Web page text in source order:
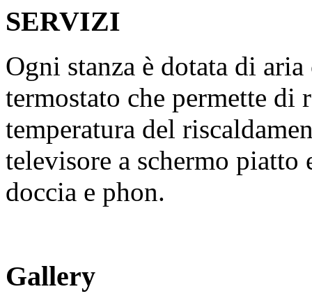
SERVIZI
Ogni stanza è dotata di
termostato che permette di
temperatura del
televisore a schermo piatto
doccia e phon.
Gallery